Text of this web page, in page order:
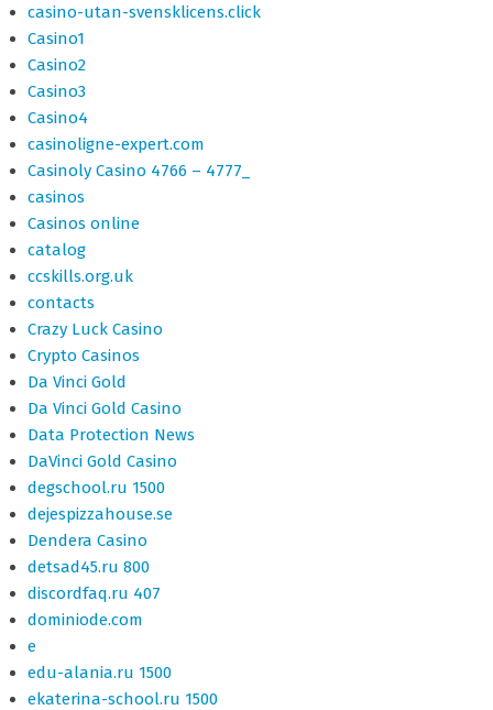
casino-utan-svensklicens.click
Casino1
Casino2
Casino3
Casino4
casinoligne-expert.com
Casinoly Casino 4766 – 4777_
casinos
Casinos online
catalog
ccskills.org.uk
contacts
Crazy Luck Casino
Crypto Casinos
Da Vinci Gold
Da Vinci Gold Casino
Data Protection News
DaVinci Gold Casino
degschool.ru 1500
dejespizzahouse.se
Dendera Casino
detsad45.ru 800
discordfaq.ru 407
dominiode.com
e
edu-alania.ru 1500
ekaterina-school.ru 1500